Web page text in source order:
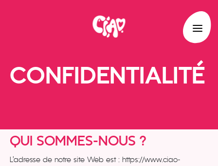
CONFIDENTIALITÉ
QUI SOMMES-NOUS ?
L’adresse de notre site Web est : https://www.ciao-